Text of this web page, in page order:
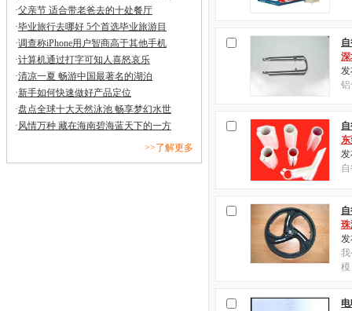
·父亲节 适合带老爸去的十处餐厅
·毕业旅行去哪好 5个首选毕业旅游目
·调查称iPhone用户智商高于其他手机
·计算机通过打字可知人喜怒哀乐
·清凉一夏 畅游中国最著名的湖泊
·新手如何快速做好产品定位
·盘点全球十大天然泳池 畅享梦幻水世
·风情万种 藏在海南碧海蓝天下的一方
>>了解更多
发
发
发